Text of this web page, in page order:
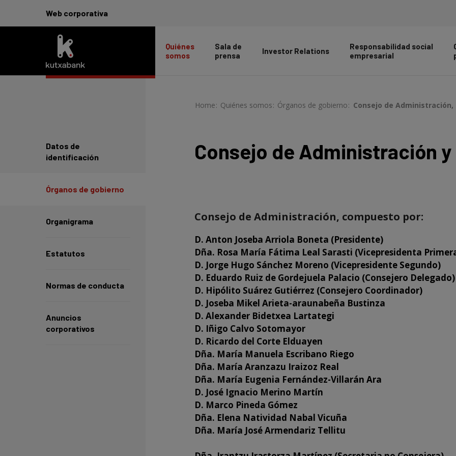
Web corporativa
Quiénes
somos
Sala de
prensa
Investor Relations
Responsabilidad social
empresarial
-
Home >Quiénes somos >Órganos de gobierno >Consejo de
Datos de
identificación
Órganos de gobierno
Organigrama
Estatutos
Normas de conducta
Anuncios
corporativos
Consejo de Administración
Consejo de Administración, compuesto por:
D. Anton Joseba Arriola Boneta (Presidente)
Dña. Rosa María Fátima Leal Sarasti (Vicepresidenta
D. Jorge Hugo Sánchez Moreno (Vicepresidente Segundo)
D. Eduardo Ruiz de Gordejuela Palacio (Consejero Delegado)
D. Hipólito Suárez Gutiérrez (Consejero Coordinador)
D. Joseba Mikel Arieta-araunabeña Bustinza
D. Alexander Bidetxea Lartategi
D. Iñigo Calvo Sotomayor
D. Ricardo del Corte Elduayen
Dña. María Manuela Escribano Riego
Dña. María Aranzazu Iraizoz Real
Dña. María Eugenia Fernández-Villarán Ara
D. José Ignacio Merino Martín
D. Marco Pineda Gómez
Dña. Elena Natividad Nabal Vicuña
Dña. María José Armendariz Tellitu